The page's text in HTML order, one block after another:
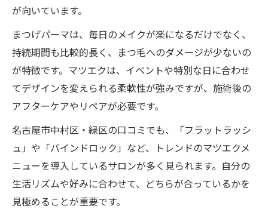
が向いています。
まつげパーマは、毎日のメイクが楽になるだけでなく、
持続期間も比較的長く、まつ毛へのダメージが少ないの
が特徴です。マツエクは、イベントや特別な日に合わせ
てデザインを変えられる柔軟性が強みですが、施術後の
アフターケアやリペアが必要です。
名古屋市中村区・緑区の口コミでも、「フラットラッシ
ュ」や「バインドロック」など、トレンドのマツエクメ
ニューを導入しているサロンが多く見られます。自分の
生活リズムや好みに合わせて、どちらが合っているかを
見極めることが重要です。